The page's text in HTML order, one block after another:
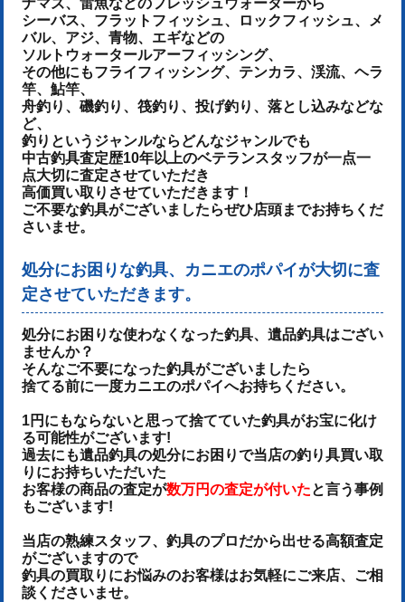
ナマズ、雷魚などのフレッシュウォーターから
シーバス、フラットフィッシュ、ロックフィッシュ、メ
バル、アジ、青物、 エギなどの
ソルトウォータールアーフィッシング、
その他にもフライフィッシング、テンカラ、渓流、ヘラ
竿、鮎竿、
舟釣り、磯釣り、筏釣り、投げ釣り、落とし込みなどな
ど、
釣りというジャンルならどんなジャンルでも
中古釣具査定歴10年以上のベテランスタッフが一点一
点大切に査定させていただき
高価買い取りさせていただきます！
ご不要な釣具がございましたらぜひ店頭までお持ちくだ
さいませ。
処分にお困りな釣具、カニエのポパイが大切に査
定させていただきます。
処分にお困りな使わなくなった釣具、遺品釣具はござい
ませんか？
そんなご不要になった釣具がございましたら
捨てる前に一度カニエのポパイへお持ちください。
1円にもならないと思って捨てていた釣具がお宝に化け
る可能性がございます!
過去にも遺品釣具の処分にお困りで当店の釣り具買い取
りにお持ちいただいた
お客様の商品の査定が数万円の査定が付いたと言う事例
もございます!
当店の熟練スタッフ、釣具のプロだから出せる高額査定
がございますので
釣具の買取りにお悩みのお客様はお気軽にご来店、ご相
談くださいませ。